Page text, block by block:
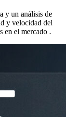
y un análisis de
y velocidad del
en el mercado .